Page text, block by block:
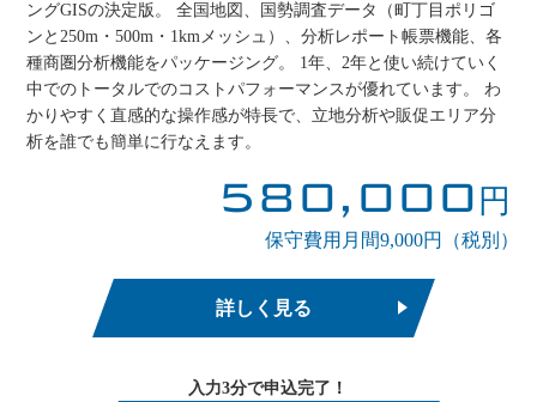
ングGISの決定版。 全国地図、国勢調査データ（町丁目ポリゴ
ンと250m・500m・1kmメッシュ）、分析レポート帳票機能、各
種商圏分析機能をパッケージング。 1年、2年と使い続けていく
中でのトータルでのコストパフォーマンスが優れています。 わ
かりやすく直感的な操作感が特長で、立地分析や販促エリア分
析を誰でも簡単に行なえます。
580,000 円
保守費用月間9,000円（税別）
詳しく見る
入力3分で申込完了！